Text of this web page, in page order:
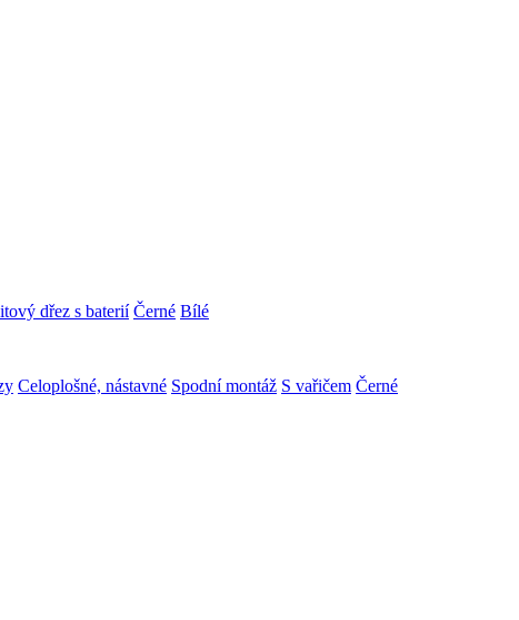
dřez s baterií Černé Bílé
Celoplošné, nástavné Spodní montáž S vařičem Černé